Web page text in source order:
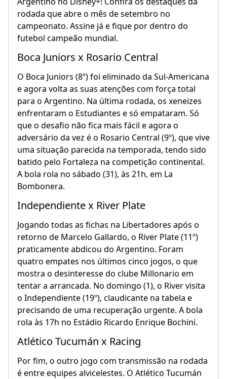
rodada que abre o mês de setembro no
campeonato. Assine já e fique por dentro do
futebol campeão mundial.
Boca Juniors x Rosario Central
O Boca Juniors (8º) foi eliminado da Sul-Americana
e agora volta as suas atenções com força total
para o Argentino. Na última rodada, os xeneizes
enfrentaram o Estudiantes e só empataram. Só
que o desafio não fica mais fácil e agora o
adversário da vez é o Rosario Central (9º), que vive
uma situação parecida na temporada, tendo sido
batido pelo Fortaleza na competição continental.
A bola rola no sábado (31), às 21h, em La
Bombonera.
Independiente x River Plate
Jogando todas as fichas na Libertadores após o
retorno de Marcelo Gallardo, o River Plate (11º)
praticamente abdicou do Argentino. Foram
quatro empates nos últimos cinco jogos, o que
mostra o desinteresse do clube Millonario em
tentar a arrancada. No domingo (1), o River visita
o Independiente (19º), claudicante na tabela e
precisando de uma recuperação urgente. A bola
rola às 17h no Estádio Ricardo Enrique Bochini.
Atlético Tucumán x Racing
Por fim, o outro jogo com transmissão na rodada
é entre equipes alvicelestes. O Atlético Tucumán